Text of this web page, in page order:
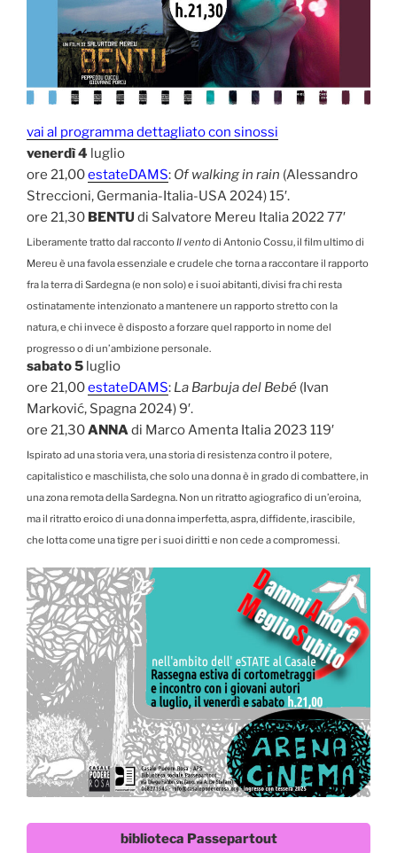
vai al programma dettagliato con sinossi
venerdì 4 luglio
ore 21,00estateDAMS: Of walking in rain (Alessandro
Streccioni, Germania-Italia-USA 2024) 15′.
ore 21,30 BENTU di Salvatore Mereu Italia 2022 77′
Liberamente tratto dal raccontoIl ventodi Antonio Cossu, il film ultimo di
Mereu è una favola essenziale e crudele che torna a raccontare il rapporto
fra la terra di Sardegna (e non solo) e i suoi abitanti, divisi fra chi resta
ostinatamente intenzionato a mantenere un rapporto stretto con la
natura, e chi invece è disposto a forzare quel rapporto in nome del
progresso o di un’ambizione personale.
sabato 5 luglio
ore 21,00estateDAMS: La Barbuja del Bebé (Ivan
Marković, Spagna 2024) 9′.
ore 21,30ANNAdi Marco Amenta Italia 2023 119′
Ispirato ad una storia vera, una storia di resistenza contro il potere,
capitalistico e maschilista, che solo una donna è in grado di combattere, in
una zona remota della Sardegna. Non un ritratto agiografico di un’eroina,
ma il ritratto eroico di una donna imperfetta, aspra, diffidente, irascibile,
che lotta come una tigre per i suoi diritti e non cede a compromessi.
biblioteca Passepartout